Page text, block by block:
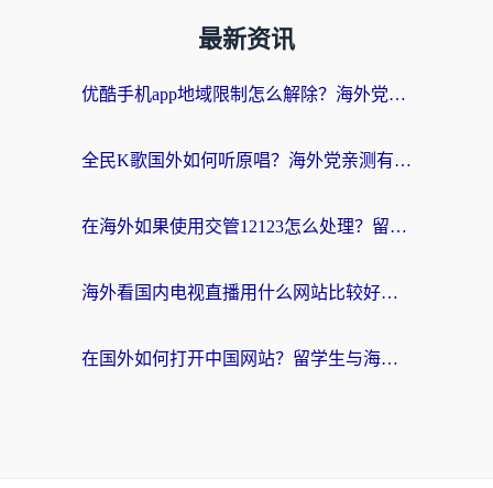
最新资讯
优酷手机app地域限制怎么解除？海外党亲测有效的追剧方案
全民K歌国外如何听原唱？海外党亲测有效的回国加速器选择指南
在海外如果使用交管12123怎么处理？留学生亲测有效的回国加速方案
海外看国内电视直播用什么网站比较好？一篇解决你所有追剧难题的实用指南
在国外如何打开中国网站？留学生与海外华人的无缝访问指南